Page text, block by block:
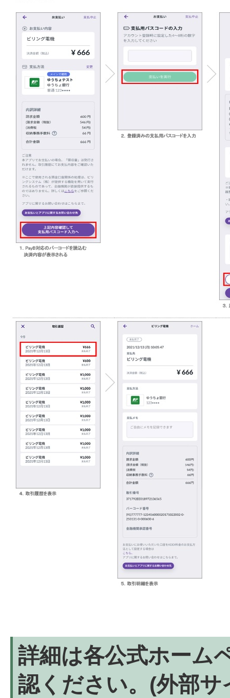
詳細は各公式ホーム
認ください。(外部サ